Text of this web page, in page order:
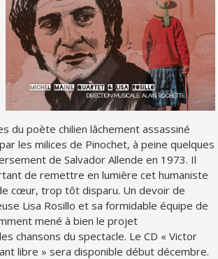
du poète chilien lâchement assassiné
les milices de Pinochet, à peine quelques
de Salvador Allende en 1973. Il
de remettre en lumière cet humaniste
cœur, trop tôt disparu. Un devoir de
Lisa Rosillo et sa formidable équipe de
mené à bien le projet
chansons du spectacle. Le CD « Victor
libre » sera disponible début décembre.